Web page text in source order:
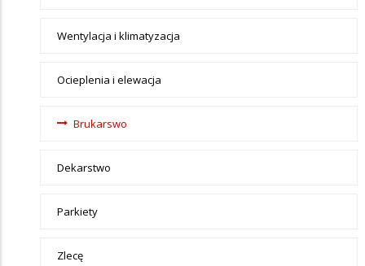
Wentylacja i klimatyzacja
Ocieplenia i elewacja
Brukarswo
Dekarstwo
Parkiety
Zlecę